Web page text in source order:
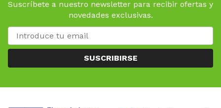
Suscríbete a nuestro newsletter para recibir ofertas y
novedades exclusivas.
SUSCRIBIRSE